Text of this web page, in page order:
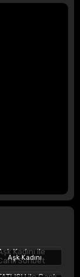
Aşk Kadını